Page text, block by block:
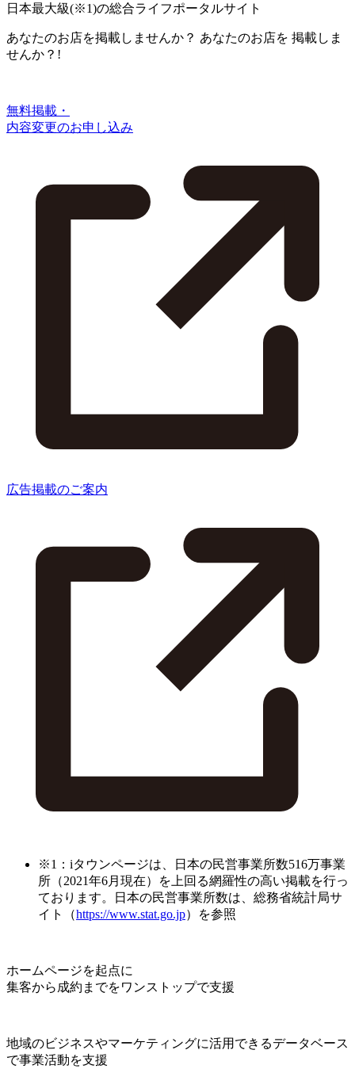
日本最大級(※1)の総合ライフポータルサイト
あなたのお店を掲載しませんか？ あなたのお店を 掲載しま
せんか？!
無料掲載・
内容変更のお申し込み
広告掲載のご案内
※1：iタウンページは、日本の民営事業所数516万事業
所（2021年6月現在）を上回る網羅性の高い掲載を行っ
ております。日本の民営事業所数は、総務省統計局サ
イト（https://www.stat.go.jp）を参照
ホームページを起点に
集客から成約までをワンストップで支援
地域のビジネスやマーケティングに活用できるデータベース
で事業活動を支援